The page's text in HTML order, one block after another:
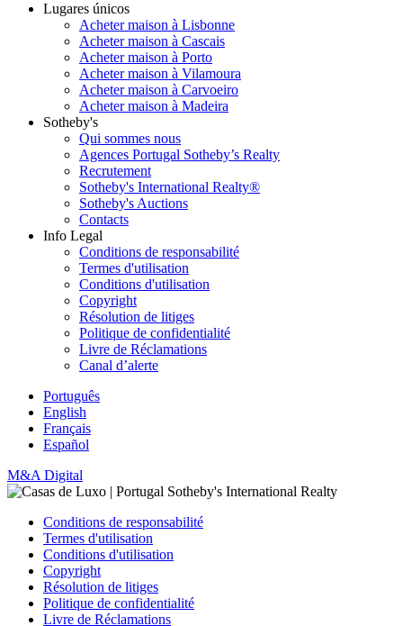
Lugares únicos
Acheter maison à Lisbonne
Acheter maison à Cascais
Acheter maison à Porto
Acheter maison à Vilamoura
Acheter maison à Carvoeiro
Acheter maison à Madeira
Sotheby's
Qui sommes nous
Agences Portugal Sotheby’s Realty
Recrutement
Sotheby's International Realty®
Sotheby's Auctions
Contacts
Info Legal
Conditions de responsabilité
Termes d'utilisation
Conditions d'utilisation
Copyright
Résolution de litiges
Politique de confidentialité
Livre de Réclamations
Canal d’alerte
Português
English
Français
Español
M&A Digital
Conditions de responsabilité
Termes d'utilisation
Conditions d'utilisation
Copyright
Résolution de litiges
Politique de confidentialité
Livre de Réclamations